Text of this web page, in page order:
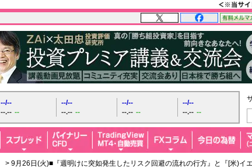
--/--
--.-- --
--/--
--.-- --
--/--
--.-- --
--/--
--.-- --
> 9月26日(火)■『週明けに突如発生したリスク回避の流れの行方』と『[米)イ